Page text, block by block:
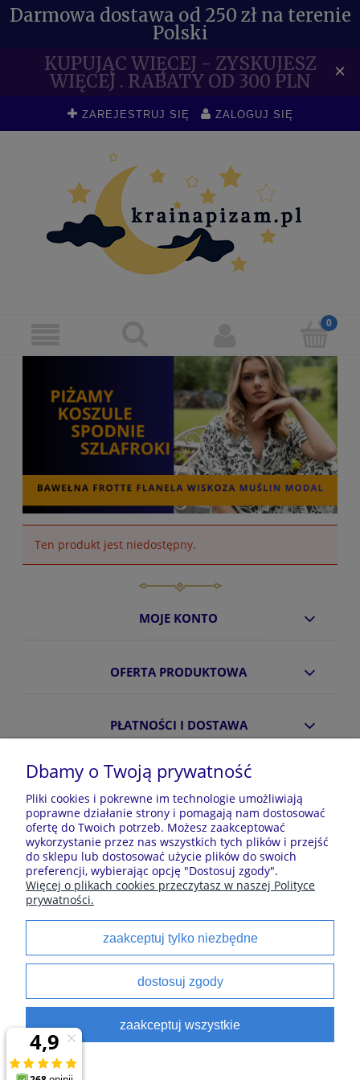
Darmowa dostawa od 250 zł na terenie
Polski
KUPUJĄC WIĘCEJ - ZYSKUJESZ
WIĘCEJ . RABATY OD 300 PLN ×
ZAREJESTRUJ SIĘ ZALOGUJ SIĘ
Ten produkt jest niedostępny.
MOJE KONTO
OFERTA PRODUKTOWA
PŁATNOŚCI I DOSTAWA
INFORMACJE
O NAS
Sklep z piżamami Kraina Piżam | Plac Zwycięstwa 7, 28-
100 Busko-Zdrój | E-mail: krainapizam@gmail.com | Tel.
602 809 945 | NIP: 6551814701 | REGON: 528344498
Polecane kategorie
Szlaforki dla dzieci
Piżamy damskie
Piżamy męskie
Koszule noce
Dbamy o Twoją prywatność
Pliki cookies i pokrewne im technologie umożliwiają
poprawne działanie strony i pomagają nam dostosować
ofertę do Twoich potrzeb. Możesz zaakceptować
wykorzystanie przez nas wszystkich tych plików i przejść
do sklepu lub dostosować użycie plików do swoich
preferencji, wybierając opcję "Dostosuj zgody".
Więcej o plikach cookies przeczytasz w naszej Polityce
prywatności.
zaakceptuj tylko niezbędne
dostosuj zgody
zaakceptuj wszystkie